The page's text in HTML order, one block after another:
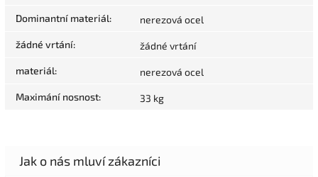
Dominantní materiál: nerezová ocel
žádné vrtání: žádné vrtání
materiál: nerezová ocel
Maximání nosnost: 33 kg